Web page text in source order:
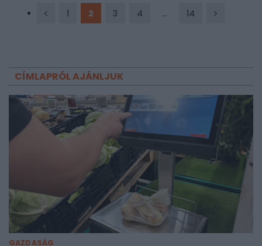
árnyalat is megjelenhet a kínálatban - számolt be a
1 2 3 4 ... 14
CÍMLAPRÓL AJÁNLJUK
GAZDASÁG